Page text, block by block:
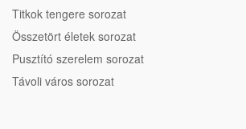
Titkok tengere sorozat
Összetört életek sorozat
Pusztító szerelem sorozat
Távoli város sorozat